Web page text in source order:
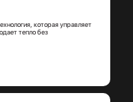
которая управляет
тепло без